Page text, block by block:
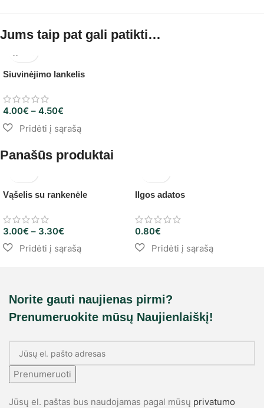
Jums taip pat gali patikti…
Siuvinėjimo lankelis
4.00€ – 4.50€
Panašūs produktai
Vąšelis su rankenėle
3.00€ – 3.30€
Ilgos adatos
0.80€
Norite gauti naujienas pirmi?
Prenumeruokite mūsų Naujienlaiškį!
Prenumeruoti
Jūsų el. paštas bus naudojamas pagal mūsų privatumo